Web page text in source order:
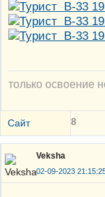
только освоение
Сайт 8
Veksha
02-09-2023